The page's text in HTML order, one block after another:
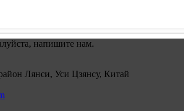
напишите нам.
Лянси, Уси Цзянсу, Китай